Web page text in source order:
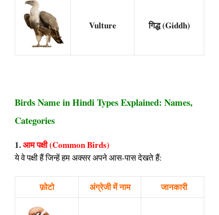
Vulture गिद्ध (Giddh)
Birds Name in Hindi Types Explained: Names,
Categories
1.आम पक्षी (Common Birds)
ये वे पक्षी हैं जिन्हें हम अक्सर अपने आस-पास देखते हैं:
फ़ोटो अंग्रेजी में नाम जानकारी